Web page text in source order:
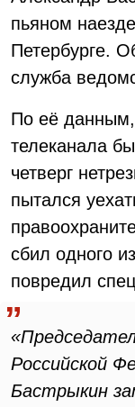
пьяном
Петербурге.
служба
По её
телеканала
четверг
пытался
сбил одного
повредил
Российской
Бастрыкин